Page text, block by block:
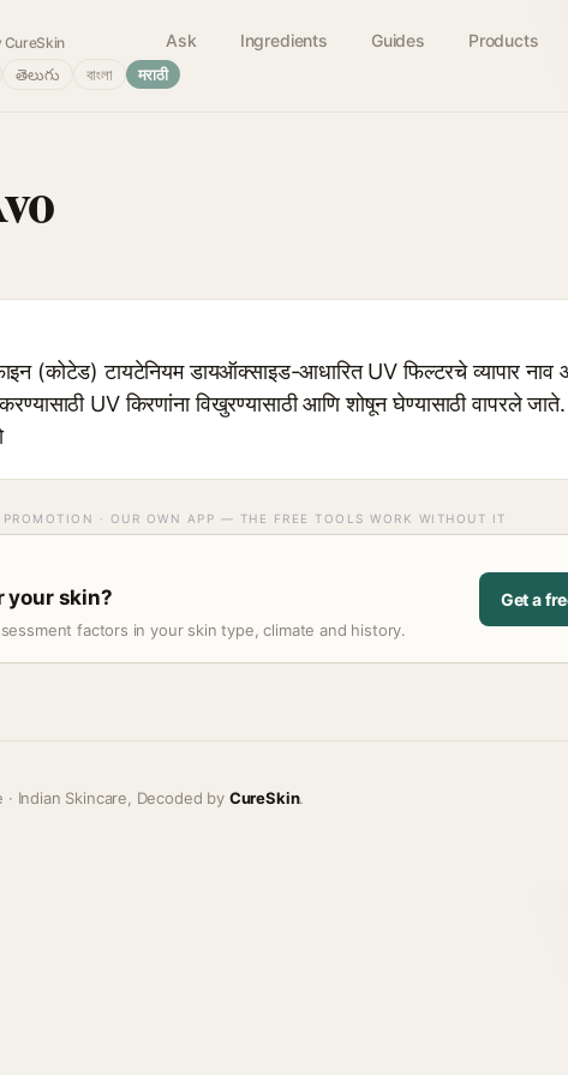
CureSkin Ask Ingredients Guides Products
తెలుగు বাংলা मराठी
(कोटेड) टायटेनियम डायऑक्साइड-आधारित UV फिल्टरचे व्यापार
UV किरणांना विखुरण्यासाठी आणि शोषून घेण्यासाठी वापरले
PROMOTION · OUR OWN APP — THE FREE TOOLS WORK WITHOUT IT
your skin?
factors in your skin type, climate and history.
Get a
· Indian Skincare, Decoded by CureSkin.